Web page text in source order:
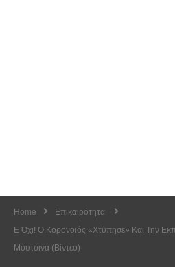
Home
Επικαιρότητα
Ε Όχι! Ο Κορονοϊός «χτύπησε» Και Την
Μουτσινά (Βίντεο)